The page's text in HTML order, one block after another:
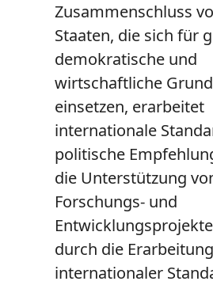
Zusammenschluss
Staaten, die sich für
demokratische und
wirtschaftliche
einsetzen, erarbeitet
internationale
politische
die Unterstützung
Forschungs- und
durch die Erarbeitung
internationaler